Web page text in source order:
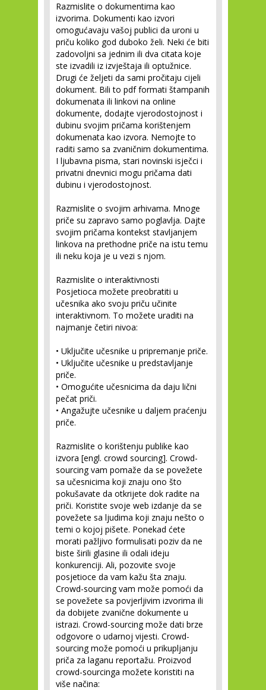
Razmislite o dokumentima kao
izvorima. Dokumenti kao izvori
omogućavaju vašoj publici da uroni u
priču koliko god duboko želi. Neki će biti
zadovoljni sa jednim ili dva citata koje
ste izvadili iz izvještaja ili optužnice.
Drugi će željeti da sami pročitaju cijeli
dokument. Bili to pdf formati štampanih
dokumenata ili linkovi na online
dokumente, dodajte vjerodostojnost i
dubinu svojim pričama korištenjem
dokumenata kao izvora. Nemojte to
raditi samo sa zvaničnim dokumentima.
I ljubavna pisma, stari novinski isječci i
privatni dnevnici mogu pričama dati
dubinu i vjerodostojnost.
Razmislite o svojim arhivama. Mnoge
priče su zapravo samo poglavlja. Dajte
svojim pričama kontekst stavljanjem
linkova na prethodne priče na istu temu
ili neku koja je u vezi s njom.
Razmislite o interaktivnosti
Posjetioca možete preobratiti u
učesnika ako svoju priču učinite
interaktivnom. To možete uraditi na
najmanje četiri nivoa:
• Uključite učesnike u pripremanje priče.
• Uključite učesnike u predstavljanje
priče.
• Omogućite učesnicima da daju lični
pečat priči.
• Angažujte učesnike u daljem praćenju
priče.
Razmislite o korištenju publike kao
izvora [engl. crowd sourcing]. Crowd-
sourcing vam pomaže da se povežete
sa učesnicima koji znaju ono što
pokušavate da otkrijete dok radite na
priči. Koristite svoje web izdanje da se
povežete sa ljudima koji znaju nešto o
temi o kojoj pišete. Ponekad ćete
morati pažljivo formulisati poziv da ne
biste širili glasine ili odali ideju
konkurenciji. Ali, pozovite svoje
posjetioce da vam kažu šta znaju.
Crowd-sourcing vam može pomoći da
se povežete sa povjerljivim izvorima ili
da dobijete zvanične dokumente u
istrazi. Crowd-sourcing može dati brze
odgovore o udarnoj vijesti. Crowd-
sourcing može pomoći u prikupljanju
priča za laganu reportažu. Proizvod
crowd-sourcinga možete koristiti na
više načina: